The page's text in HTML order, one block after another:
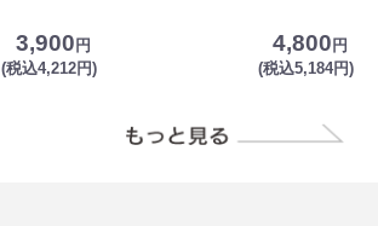
3,900 円
(税込4,212円)
4,800 円
(税込5,184円)